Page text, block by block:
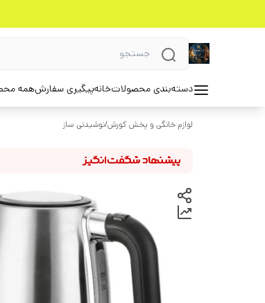
دسته‌بندی محصولاتخانهپیگیری سفارشهمه
لوازم خانگی و پخش کورش/نوشیدنی ساز